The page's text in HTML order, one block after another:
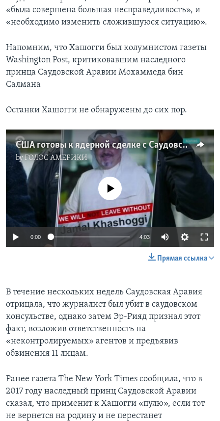
«была совершена большая несправедливость», и
«необходимо изменить сложившуюся ситуацию».
Напомним, что Хашогги был колумнистом газеты
Washington Post, критиковавшим наследного
принца Саудовской Аравии Мохаммеда бин
Салмана
Останки Хашогги не обнаружены до сих пор.
США готовы к ядерной сделке с Саудовской Аравией
byГОЛОС АМЕРИКИ
No media source currently available
0:00 4:03
Прямая ссылка
В течение нескольких недель Саудовская Аравия
отрицала, что журналист был убит в саудовском
консульстве, однако затем Эр-Рияд признал этот
факт, возложив ответственность на
«неконтролируемых» агентов и предъявив
обвинения 11 лицам.
Ранее газета The New York Times сообщила, что в
2017 году наследный принц Саудовской Аравии
сказал, что применит к Хашогги «пулю», если тот
не вернется на родину и не перестанет